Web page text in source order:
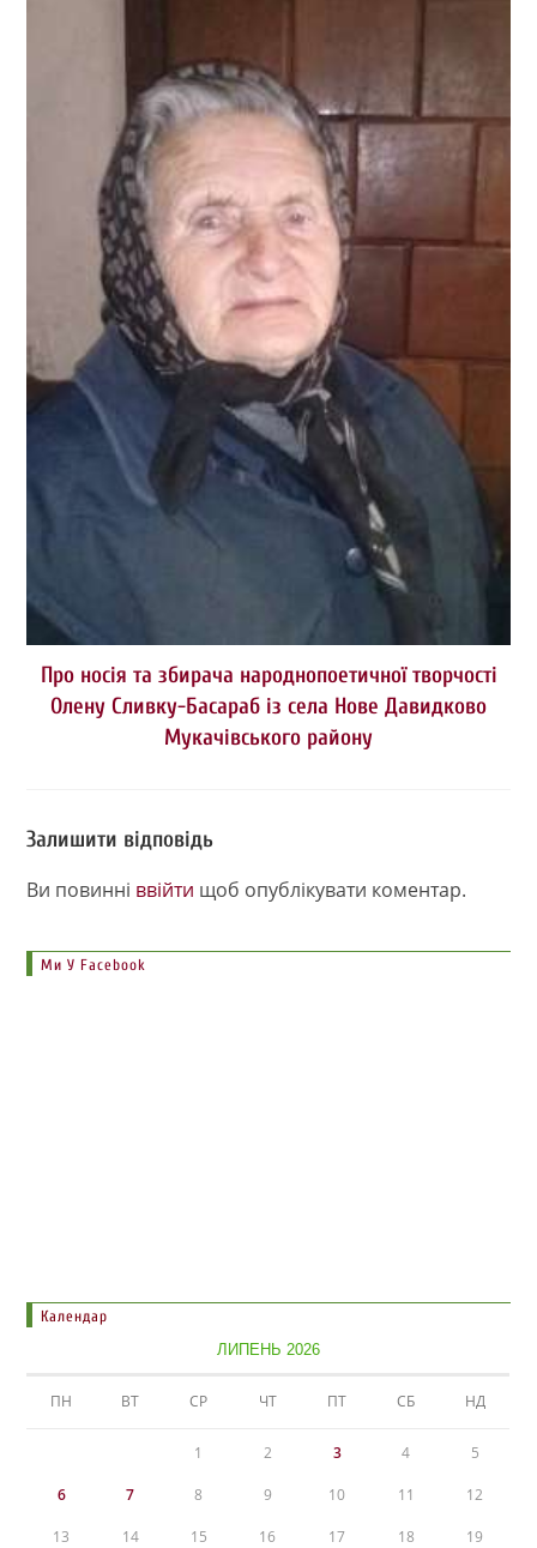
Про носія та збирача народнопоетичної творчості
Олену Сливку-Басараб із села Нове Давидково
Мукачівського району
Залишити відповідь
Ви повинні ввійти щоб опублікувати коментар.
Ми У Facebook
Календар
ЛИПЕНЬ 2026
ПН ВТ СР ЧТ ПТ СБ НД
1 2 3 4 5
6 7 8 9 10 11 12
13 14 15 16 17 18 19